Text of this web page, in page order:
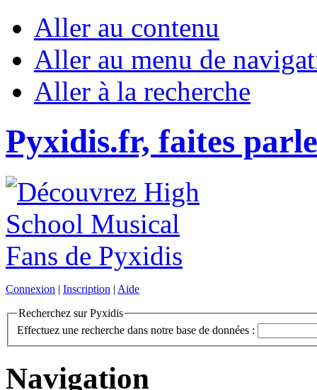
Aller au contenu
Aller au menu de
Aller à la recherche
Pyxidis.fr, faites
Connexion | Inscription | Aide
Recherchez sur Pyxidis
Effectuez une recherche dans notre base de données :
Navigation